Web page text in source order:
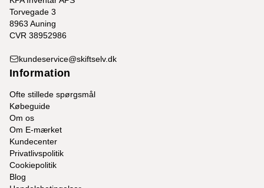
Torvegade 3
8963 Auning
CVR 38952986
kundeservice@skiftselv.dk
Information
Ofte stillede spørgsmål
Købeguide
Om os
Om E-mærket
Kundecenter
Privatlivspolitik
Cookiepolitik
Blog